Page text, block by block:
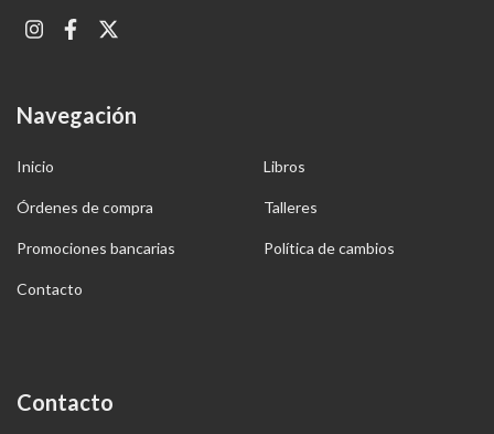
Navegación
Inicio Libros
Órdenes de compra Talleres
Promociones bancarias Política de cambios
Contacto
Contacto